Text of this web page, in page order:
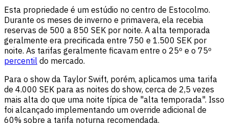
Esta propriedade é um estúdio no centro de Estocolmo.
Durante os meses de inverno e primavera, ela recebia
reservas de 500 a 850 SEK por noite. A alta temporada
geralmente era precificada entre 750 e 1.500 SEK por
noite. As tarifas geralmente ficavam entre o 25º e o 75º
percentil do mercado.
Para o show da Taylor Swift, porém, aplicamos uma tarifa
de 4.000 SEK para as noites do show, cerca de 2,5 vezes
mais alta do que uma noite típica de "alta temporada". Isso
foi alcançado implementando um override adicional de
60% sobre a tarifa noturna recomendada.